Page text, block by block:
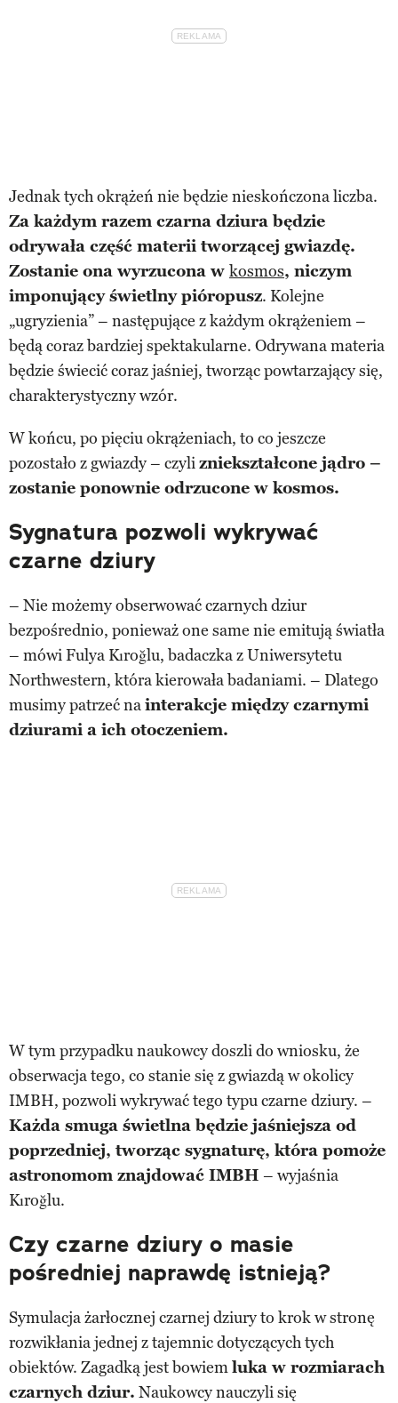
Jednak tych okrążeń nie będzie nieskończona liczba.
Za każdym razem czarna dziura będzie
odrywała część materii tworzącej gwiazdę.
Zostanie ona wyrzucona w kosmos, niczym
imponujący świetlny pióropusz. Kolejne
„ugryzienia” – następujące z każdym okrążeniem –
będą coraz bardziej spektakularne. Odrywana materia
będzie świecić coraz jaśniej, tworząc powtarzający się,
charakterystyczny wzór.
W końcu, po pięciu okrążeniach, to co jeszcze
pozostało z gwiazdy – czylizniekształcone jądro –
zostanie ponownie odrzucone w kosmos.
Sygnatura pozwoli wykrywać
czarne dziury
– Nie możemy obserwować czarnych dziur
bezpośrednio, ponieważ one same nie emitują światła
– mówi Fulya Kıroğlu, badaczka z Uniwersytetu
Northwestern, która kierowała badaniami. – Dlatego
musimy patrzeć nainterakcje między czarnymi
dziurami a ich otoczeniem.
W tym przypadku naukowcy doszli do wniosku, że
obserwacja tego, co stanie się z gwiazdą w okolicy
IMBH, pozwoli wykrywać tego typu czarne dziury. –
Każda smuga świetlna będzie jaśniejsza od
poprzedniej, tworząc sygnaturę, która pomoże
astronomom znajdować IMBH – wyjaśnia
Kıroğlu.
Czy czarne dziury o masie
pośredniej naprawdę istnieją?
Symulacja żarłocznej czarnej dziury to krok w stronę
rozwikłania jednej z tajemnic dotyczących tych
obiektów. Zagadką jest bowiemluka w rozmiarach
czarnych dziur. Naukowcy nauczyli się